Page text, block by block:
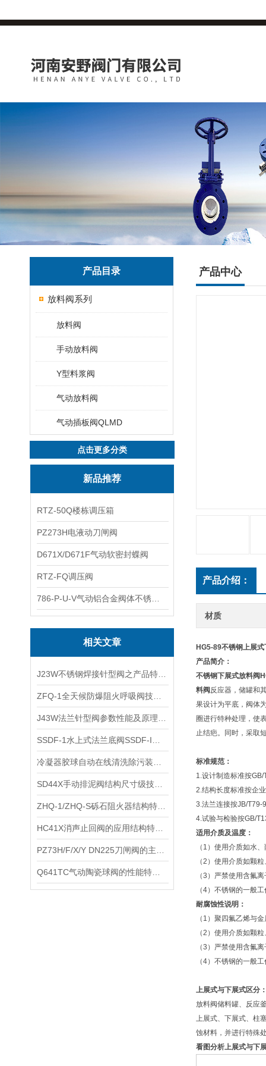
产品目录
放料阀系列
放料阀
手动放料阀
Y型料浆阀
气动放料阀
气动插板阀QLMD
点击更多分类
新品推荐
RTZ-50Q楼栋调压箱
PZ273H电液动刀闸阀
D671X/D671F气动软密封蝶阀
RTZ-FQ调压阀
相关文章
产品中心
产品介绍：
材质
HG5-89不锈钢上展
产品简介：
不锈钢下展式放料阀
料阀 反应器，储罐和
果设计为平底，阀体
圈进行特种处理，使
止结疤。同时，采取
标准规范：
1.设计制造标准按
2.结构长度标准按企
3.法兰连接按JB/T79-
4.试验与检验按GB/
适用介质及温度：
（ 1）使用介质如水
（2）使用介质如颗
（3）严禁使用含氟
（4）不锈钢的一般
耐腐蚀性说明：
（ 1）聚四氟乙烯与
（2）使用介质如颗
（3）严禁使用含氟
（4）不锈钢的一般
上展式与下展式区分
放料阀储料罐、反应
上展式、下展式、柱
蚀材料，并进行特殊
看图分析上展式与下